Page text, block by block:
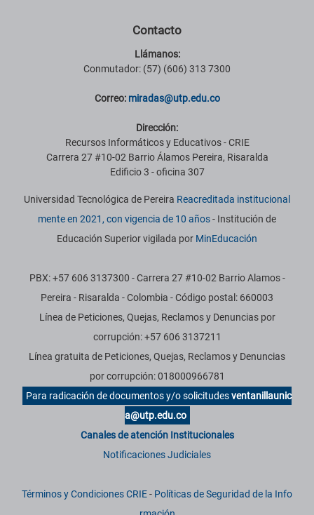
Contacto
Llámanos:
Conmutador: (57) (606) 313 7300
Correo: miradas@utp.edu.co
Dirección:
Recursos Informáticos y Educativos - CRIE
Carrera 27 #10-02 Barrio Álamos Pereira, Risaralda
Edificio 3 - oficina 307
Universidad Tecnológica de Pereira Reacreditada institucional
mente en 2021, con vigencia de 10 años- Institución de
Educación Superior vigilada por MinEducación
PBX: +57 606 3137300 - Carrera 27 #10-02 Barrio Alamos -
Pereira - Risaralda - Colombia - Código postal: 660003
Línea de Peticiones, Quejas, Reclamos y Denuncias por
corrupción: +57 606 3137211
Línea gratuita de Peticiones, Quejas, Reclamos y Denuncias
por corrupción: 018000966781
Para radicación de documentos y/o solicitudesventanillaunic
a@utp.edu.co
Canales de atención Institucionales
Notificaciones Judiciales
Términos y Condiciones CRIE- Políticas de Seguridad de la Info